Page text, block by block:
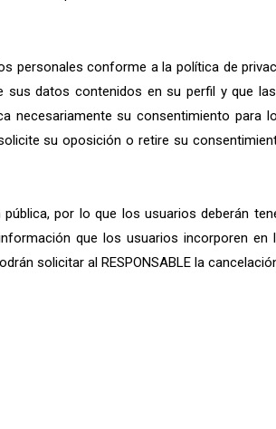
personales conforme a la política de
sus datos contenidos en su perfil y que
necesariamente su consentimiento para
su oposición o retire su
por lo que los usuarios deberán
que los usuarios incorporen en
solicitar al RESPONSABLE la